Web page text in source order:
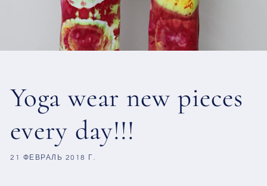
Yoga wear new pieces
every day!!!
21 ФЕВРАЛЬ 2018 Г.